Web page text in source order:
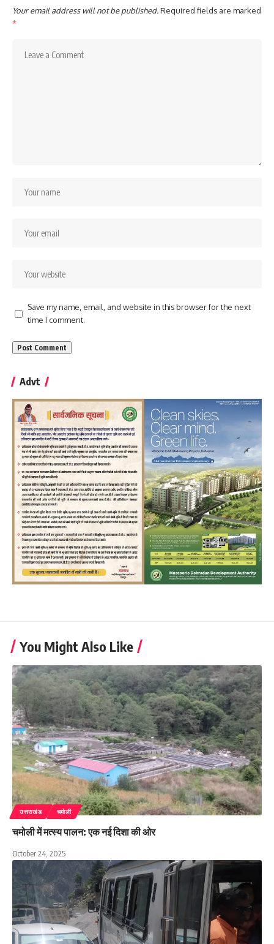
Your email address will not be published.Required fields are marked
*
Save my name, email, and website in this browser for the next
time I comment.
Advt
You Might Also Like
उत्तराखंड चमोली
चमोली में मत्स्य पालन: एक नई दिशा की ओर
October 24, 2025